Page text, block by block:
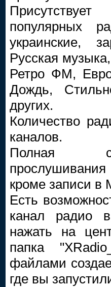
популярных
украинские,
Русская
Ретро ФМ,
Дождь,
других.
Количество
каналов.
Полная
кроме записи в
Есть
канал радио
нажать на
папка
файлами
где вы